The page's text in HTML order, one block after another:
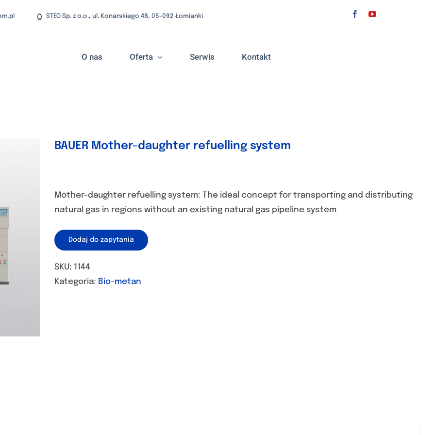
STEO Sp. z o.o., ul. Konarskiego 48, 05-092 Łomianki
O nas Oferta Serwis Kontakt
BAUER Mother-daughter refuelling system
Mother-daughter refuelling system: The ideal concept for transporting and distributing
natural gas in regions without an existing natural gas pipeline system
Dodaj do zapytania
SKU: 1144
Kategoria: Bio-metan